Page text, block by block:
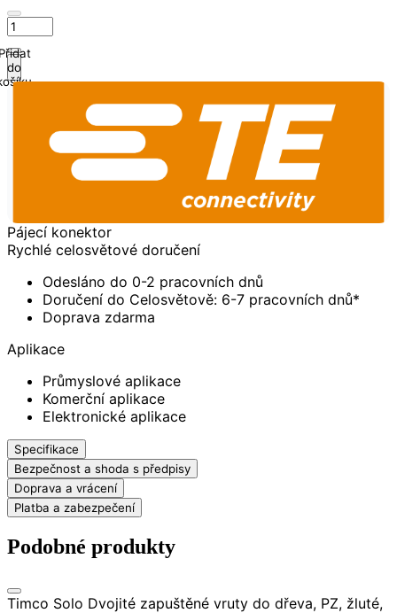
do
Pájecí konektor
Rychlé celosvětové doručení
Odesláno do 0-2 pracovních dnů
Doručení do Celosvětově: 6-7 pracovních dnů*
Doprava zdarma
Aplikace
Průmyslové aplikace
Komerční aplikace
Elektronické aplikace
Specifikace
Bezpečnost a shoda s předpisy
Doprava a vrácení
Platba a zabezpečení
Podobné produkty
Timco Solo Dvojité zapuštěné vruty do dřeva, PZ, žluté,